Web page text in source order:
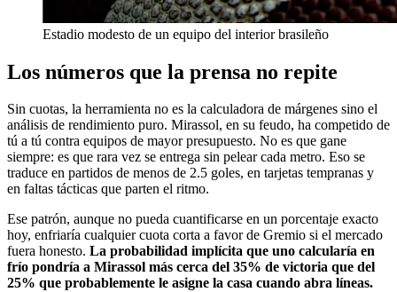
Estadio modesto de un equipo del interior brasileño
Los números que la prensa no repite
Sin cuotas, la herramienta no es la calculadora de márgenes sino el
análisis de rendimiento puro. Mirassol, en su feudo, ha competido de
tú a tú contra equipos de mayor presupuesto. No es que gane
siempre: es que rara vez se entrega sin pelear cada metro. Eso se
traduce en partidos de menos de 2.5 goles, en tarjetas tempranas y
en faltas tácticas que parten el ritmo.
Ese patrón, aunque no pueda cuantificarse en un porcentaje exacto
hoy, enfriaría cualquier cuota corta a favor de Gremio si el mercado
fuera honesto. La probabilidad implícita que uno calcularía en
frío pondría a Mirassol más cerca del 35% de victoria que del
25% que probablemente le asigne la casa cuando abra líneas.